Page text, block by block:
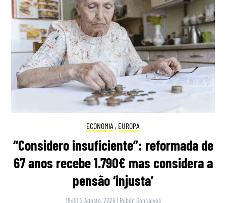
ECONOMIA , EUROPA
“Considero insuficiente”: reformada de
67 anos recebe 1.790€ mas considera a
pensão ‘injusta’
18:00 2 Agosto, 2026 | Rubén Gonçalves